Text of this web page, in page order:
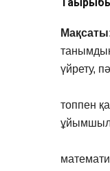
үйрету,
топпен